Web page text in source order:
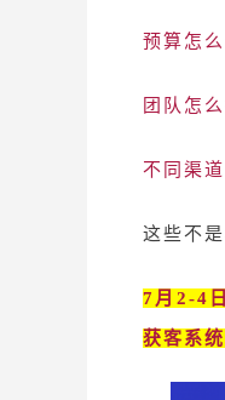
预算怎么
团队怎么
不同渠
这些不
7月2-4
获客系